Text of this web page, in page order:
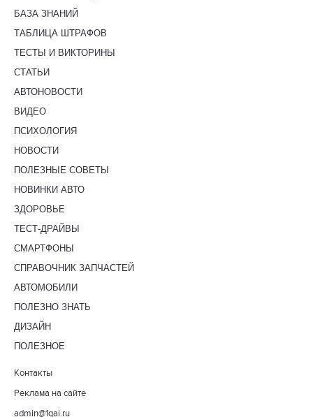
БАЗА ЗНАНИЙ
ТАБЛИЦА ШТРАФОВ
ТЕСТЫ И ВИКТОРИНЫ
СТАТЬИ
АВТОНОВОСТИ
ВИДЕО
ПСИХОЛОГИЯ
НОВОСТИ
ПОЛЕЗНЫЕ СОВЕТЫ
НОВИНКИ АВТО
ЗДОРОВЬЕ
ТЕСТ-ДРАЙВЫ
СМАРТФОНЫ
СПРАВОЧНИК ЗАПЧАСТЕЙ
АВТОМОБИЛИ
ПОЛЕЗНО ЗНАТЬ
ДИЗАЙН
ПОЛЕЗНОЕ
Контакты
Реклама на сайте
admin@1gai.ru